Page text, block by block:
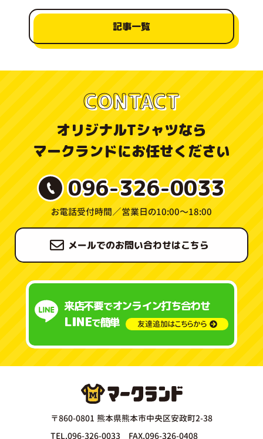
記事一覧
CONTACT
オリジナルTシャツなら
マークランドにお任せください
096-326-0033
お電話受付時間／営業日の10:00〜18:00
メールでのお問い合わせはこちら
来店不要でオンライン打ち合わせ
LINEで簡単 友達追加はこちらから
〒860-0801 熊本県熊本市中央区安政町2-38
TEL.096-326-0033 FAX.096-326-0408